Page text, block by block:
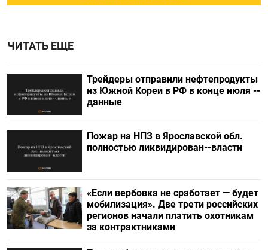
ЧИТАТЬ ЕЩЕ
Трейдеры отправили нефтепродукты
из Южной Кореи в РФ в конце июля --
данные
Пожар на НПЗ в Ярославской обл.
полностью ликвидирован--власти
«Если вербовка не сработает — будет
мобилизация». Две трети российских
регионов начали платить охотникам
за контрактниками